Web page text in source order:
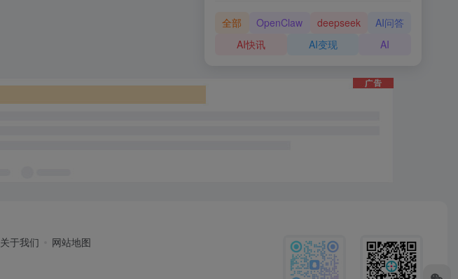
全部 OpenClaw deepseek
AI问答
AI快讯
AI变现 AI
关于我们 网站地图